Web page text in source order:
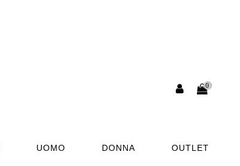
0
UOMO DONNA OUTLET